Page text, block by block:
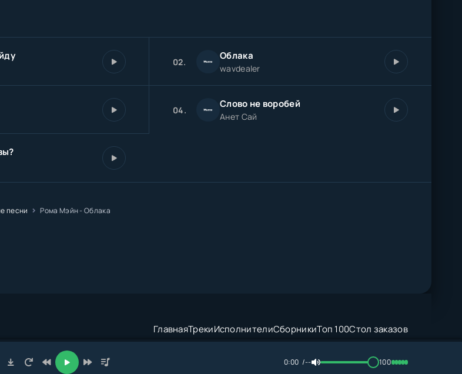
02. Облака
wavdealer
04. Слово не воробей
Анет Сай
песни Рома Мэйн - Облака
ГлавнаяТрекиИсполнителиСборникиТоп 100Стол заказов
0:00 -- 100